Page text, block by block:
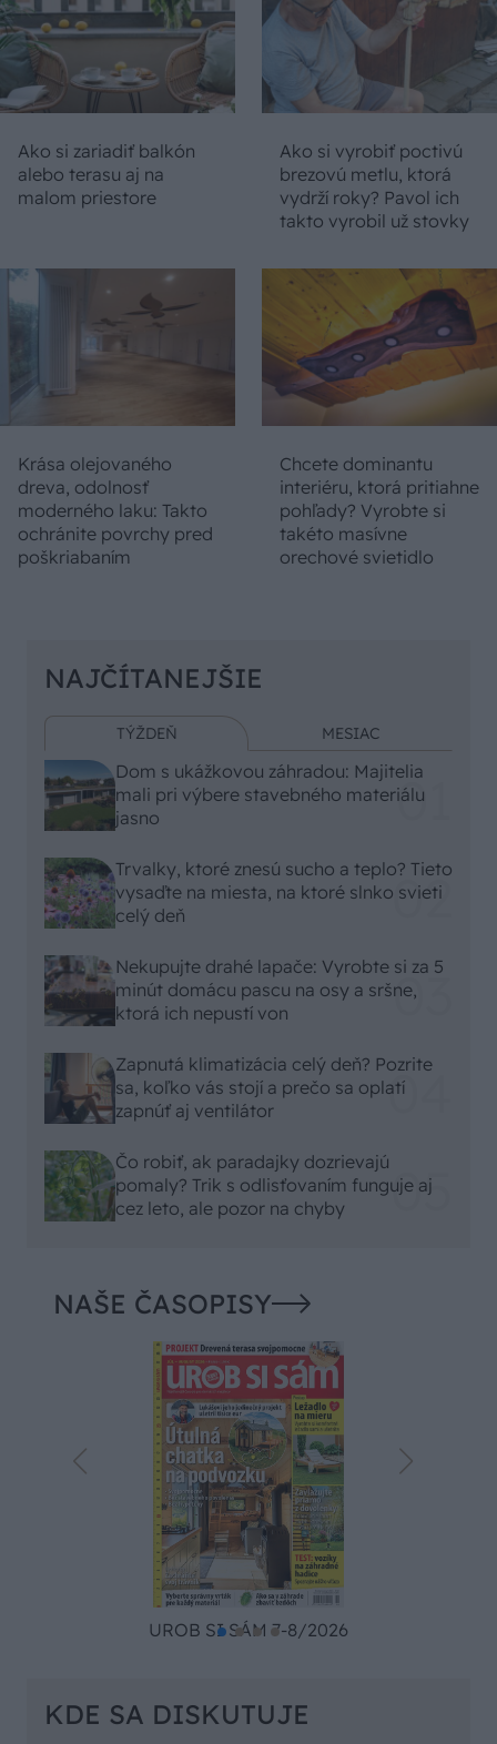
Ako si zariadiť balkón
alebo terasu aj na
malom priestore
Ako si vyrobiť poctivú
brezovú metlu, ktorá
vydrží roky? Pavol ich
takto vyrobil už stovky
Krása olejovaného
dreva, odolnosť
moderného laku: Takto
ochránite povrchy pred
poškriabaním
Chcete dominantu
interiéru, ktorá pritiahne
pohľady? Vyrobte si
takéto masívne
orechové svietidlo
NAJČÍTANEJŠIE
TÝŽDEŇ MESIAC
Dom s ukážkovou záhradou: Majitelia
mali pri výbere stavebného materiálu
jasno
Trvalky, ktoré znesú sucho a teplo? Tieto
vysaďte na miesta, na ktoré slnko svieti
celý deň
Nekupujte drahé lapače: Vyrobte si za 5
minút domácu pascu na osy a sršne,
ktorá ich nepustí von
Zapnutá klimatizácia celý deň? Pozrite
sa, koľko vás stojí a prečo sa oplatí
zapnúť aj ventilátor
Čo robiť, ak paradajky dozrievajú
pomaly? Trik s odlisťovaním funguje aj
cez leto, ale pozor na chyby
NAŠE ČASOPISY
UROB SI SÁM 7-8/2026
KDE SA DISKUTUJE